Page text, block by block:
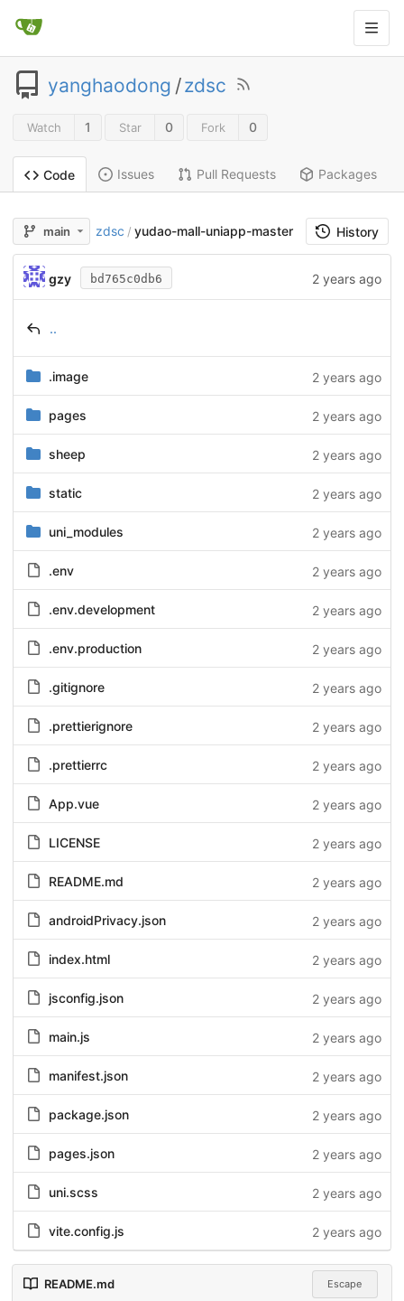
yanghaodong /zdsc
Watch 1 Star 0 Fork 0
Code Issues Pull Requests Packages
main zdsc / yudao-mall-uniapp-master History
gzy bd765c0db6 2 years ago
..
.image 2 years ago
pages 2 years ago
sheep 2 years ago
static 2 years ago
uni_modules 2 years ago
.env 2 years ago
.env.development 2 years ago
.env.production 2 years ago
.gitignore 2 years ago
.prettierignore 2 years ago
.prettierrc 2 years ago
App.vue 2 years ago
LICENSE 2 years ago
README.md 2 years ago
androidPrivacy.json 2 years ago
index.html 2 years ago
jsconfig.json 2 years ago
main.js 2 years ago
manifest.json 2 years ago
package.json 2 years ago
pages.json 2 years ago
uni.scss 2 years ago
vite.config.js 2 years ago
README.md Escape